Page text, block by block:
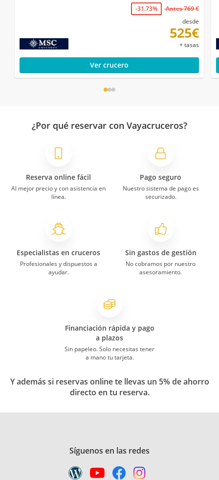
-31.73%
Antes 769 €
desde
525€
+ tasas
Ver crucero
¿Por qué reservar con Vayacruceros?
Reserva online fácil
Al mejor precio y con asistencia en
línea.
Pago seguro
Nuestro sistema de pago es
securizado.
Especialistas en cruceros
Profesionales y dispuestos a
ayudar.
Sin gastos de gestión
No cobramos por nuestro
asesoramiento.
Financiación rápida y pago
a plazos
Sin papeleo. Solo necesitas tener
a mano tu tarjeta.
Y además si reservas online te llevas un 5% de ahorro
directo en tu reserva.
Síguenos en las redes